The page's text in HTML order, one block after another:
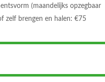
(maandelijks opzegbaar
zelf brengen en halen: €75